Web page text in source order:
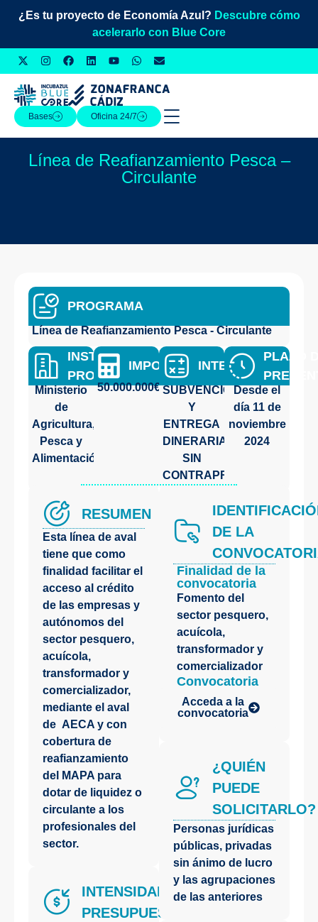
¿Es tu proyecto de Economía Azul? Descubre cómo
acelerarlo con Blue Core
Bases Oficina 24/7
Línea de Reafianzamiento Pesca –
Circulante
PROGRAMA
Línea de Reafianzamiento Pesca - Circulante
INSTITUICIÓN
PROMOTORA
Ministerio
de
Agricultura,
Pesca y
Alimentación
IMPORTE
50.000.000€
INTENSIDAD
SUBVENCIÓN
Y
ENTREGA
DINERARIA
SIN
CONTRAPRESTACIÓN
PLAZO
Desde el
día11 de
noviembre
2024
RESUMEN
Esta línea de aval
tiene que como
finalidad facilitar el
acceso al crédito
de las empresas y
autónomos del
sector pesquero,
acuícola,
transformador y
comercializador,
mediante el aval
de AECA y con
cobertura de
reafianzamiento
del MAPA para
dotar de liquidez o
circulante a los
profesionales del
sector.
INTENSIDAD Y
PRESUPUESTO
DE LA
Finalidad de la
convocatoria
Fomento del
sector pesquero,
acuícola,
transformador y
comercializador
Convocatoria
Acceda a la
convocatoria
¿QUIÉN
PUEDE
SOLICITARLO?
Personas jurídicas
públicas, privadas
sin ánimo de lucro
y las agrupaciones
de las anteriores